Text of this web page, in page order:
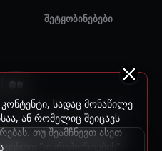
სადაც მონაწილე
ან რომელიც შეიცავს
თუ შეამჩნევთ ასეთ
"დარეპორტების"
შეტყობინებები
დაცულია. უნებართვო